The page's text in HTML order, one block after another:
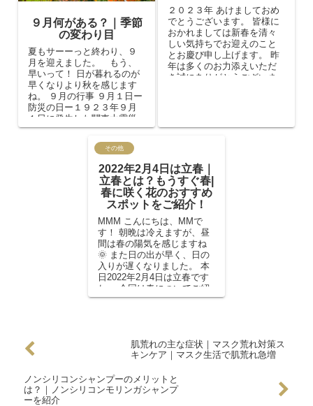
９月何がある？｜季節
の変わり目
夏もサーーっと終わり、９
月を迎えました。 もう、
早いって！ 日が暮れるのが
早くなりより秋を感じます
ね。 ９月の行事 ９月１日ー
防災の日ー１９２３年９月
１日に発生した関東大震災
にちなんだものであり１９
６０年に制定さ...
２０２３年 あけましておめ
でとうございます。 皆様に
おかれましては新春を清々
しい気持ちでお迎えのこと
とお慶び申し上げます。 昨
年は多くのお力添えいただ
き誠にありがとうございま
その他
2022年2月4日は立春｜
立春とは？もうすぐ春|
春に咲く花のおすすめ
スポットをご紹介！
MMM こんにちは、MMで
す！ 朝晩は冷えますが、昼
間は春の陽気を感じますね
🌞 また日の出が早く、日の
入りが遅くなりました。 本
日2022年2月4日は立春です
ね。 今回は春についてご紹
介していきます！🌸 ...
肌荒れの主な症状｜マスク荒れ対策ス
キンケア｜マスク生活で肌荒れ急増
ノンシリコンシャンプーのメリットと
は？｜ノンシリコンモリンガシャンプ
ーを紹介